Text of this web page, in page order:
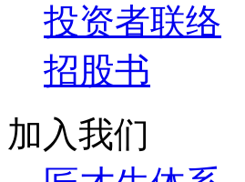
投资者联络
招股书
加入我们